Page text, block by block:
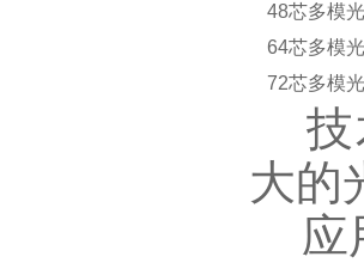
48芯多模
64芯多模
72芯多模
技
大的
应